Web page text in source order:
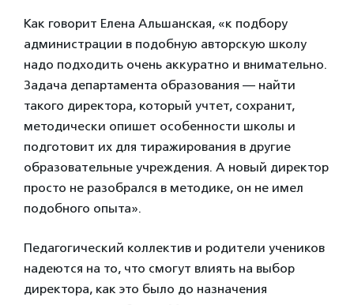
Как говорит Елена Альшанская, «к подбору
администрации в подобную авторскую школу
надо подходить очень аккуратно и внимательно.
Задача департамента образования — найти
такого директора, который учтет, сохранит,
методически опишет особенности школы и
подготовит их для тиражирования в другие
образовательные учреждения. А новый директор
просто не разобрался в методике, он не имел
подобного опыта».
Педагогический коллектив и родители учеников
надеются на то, что смогут влиять на выбор
директора, как это было до назначения